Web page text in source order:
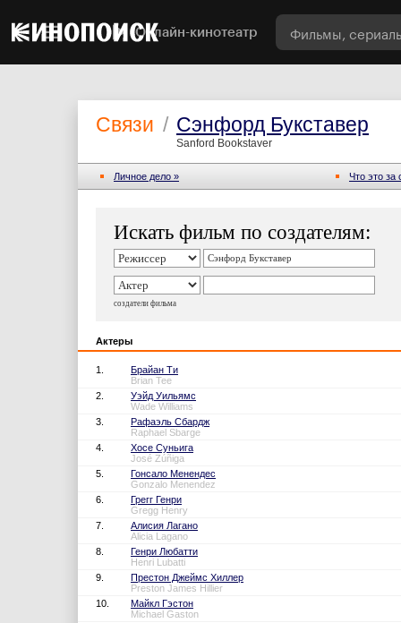
Онлайн-кинотеатр
Связи / Сэнфорд Букставер
Sanford Bookstaver
Личное дело » Что это за
Искать фильм по создателям:
создатели фильма
Актеры
1.
Брайан Ти
Brian Tee
2.
Уэйд Уильямс
Wade Williams
3.
Рафаэль Сбардж
Raphael Sbarge
4.
Хосе Суньига
José Zúñiga
5.
Гонсало Менендес
Gonzalo Menendez
6.
Грегг Генри
Gregg Henry
7.
Алисия Лагано
Alicia Lagano
8.
Генри Любатти
Henri Lubatti
9.
Престон Джеймс Хиллер
Preston James Hillier
10.
Майкл Гэстон
Michael Gaston